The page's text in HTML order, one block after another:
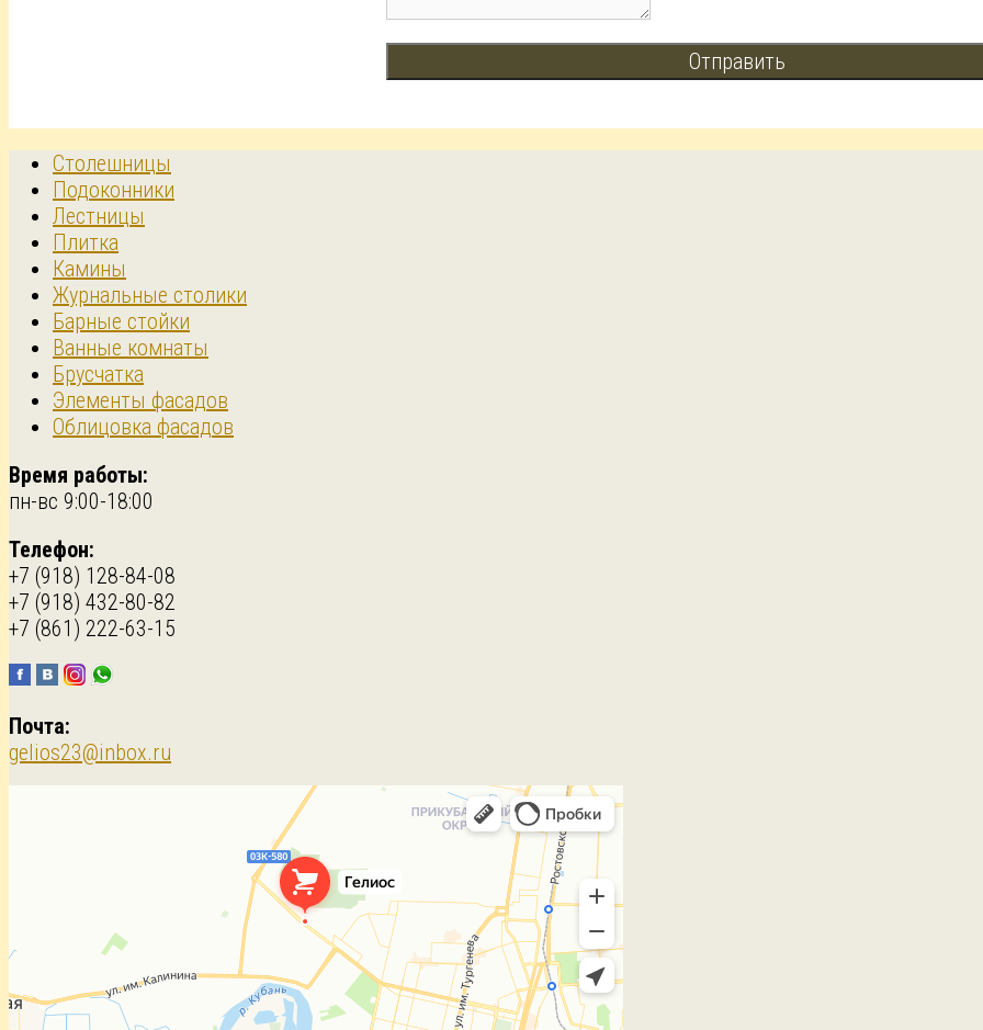
Столешницы
Подоконники
Лестницы
Плитка
Камины
Журнальные столики
Барные стойки
Ванные комнаты
Брусчатка
Элементы фасадов
Облицовка фасадов
Время работы:
пн-вс 9:00-18:00
Телефон:
+7 (918) 128-84-08
+7 (918) 432-80-82
+7 (861) 222-63-15
Почта:
gelios23@inbox.ru